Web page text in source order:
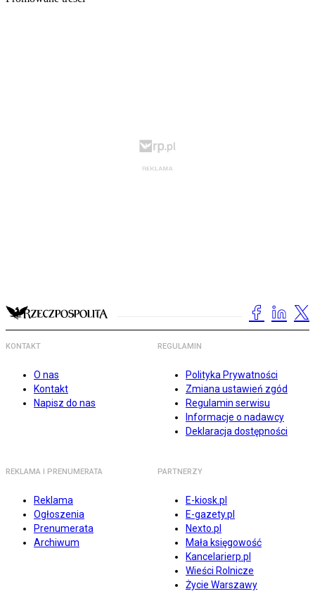
KONTAKT
O nas
Kontakt
Napisz do nas
REGULAMIN
Polityka Prywatności
Zmiana ustawień zgód
Regulamin serwisu
Informacje o nadawcy
Deklaracja dostępności
REKLAMA I PRENUMERATA
Reklama
Ogłoszenia
Prenumerata
Archiwum
PARTNERZY
E-kiosk.pl
E-gazety.pl
Nexto.pl
Mała księgowość
Kancelarierp.pl
Wieści Rolnicze
Życie Warszawy